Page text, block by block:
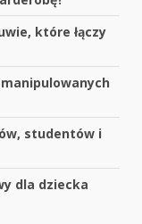
które łączy
studentów i
dla dziecka